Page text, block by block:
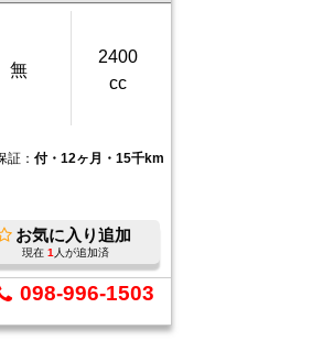
無
2400
cc
証： 付・12ヶ月・15千km
お気に入り追加
現在 1 人が追加済
098-996-1503